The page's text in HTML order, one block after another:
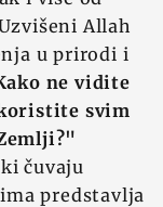
Allah
u prirodi i
ne vidite
svim
čuvaju
predstavlja